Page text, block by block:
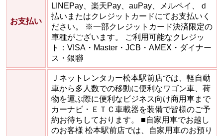
お支払い
LINEPay、楽天Pay、auPay、メルペイ、ｄ
払いまたはクレジットカードにてお支払いく
ださい。 ※一部クレジットカード決済限定の
車種がございます。 ご利用可能なクレジッ
ト：VISA・Master・JCB・AMEX・ダイナー
ス・銀聯
Ｊネットレンタカー松本駅前店では、軽自動
車から多人数での移動に便利なワゴン車、荷
物を運ぶ際に便利なビジネス向け商用車まで
カーナビ・ＥＴＣ車載器を装備で皆様のご予
約お待ちしております。 ■自家用車でお越し
のお客様 松本駅前店では、自家用車のお預り